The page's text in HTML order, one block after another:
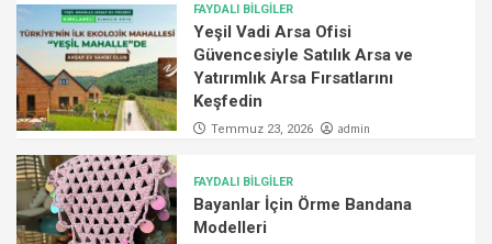
FAYDALI BİLGİLER
Yeşil Vadi Arsa Ofisi
Güvencesiyle Satılık Arsa ve
Yatırımlık Arsa Fırsatlarını
Keşfedin
Temmuz 23, 2026 admin
FAYDALI BİLGİLER
Bayanlar İçin Örme Bandana
Modelleri